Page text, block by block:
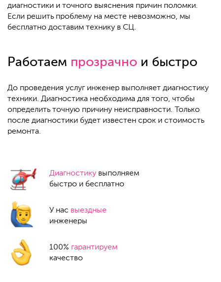
диагностики и точного выяснения причин поломки.
Если решить проблему на месте невозможно, мы
бесплатно доставим технику в СЦ.
Работаем прозрачно и быстро
До проведения услуг инженер выполняет диагностику
техники. Диагностика необходима для того, чтобы
определить точную причину неисправности. Только
после диагностики будет известен срок и стоимость
ремонта.
Диагностику выполняем
быстро и бесплатно
У нас выездные
инженеры
100% гарантируем
качество